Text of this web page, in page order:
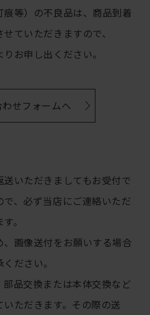
等）の不良品は、商品到着
ていただきますので、
お申し出ください。
せフォームへ
送いただきましてもお受付で
、必ず当店にご連絡いただ
。
、画像送付をお願いする場合
ださい。
部品交換または本体交換など
ただきます。その際の送